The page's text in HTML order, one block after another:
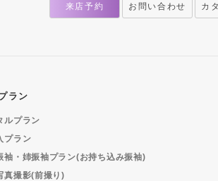
来店予約 お問い合わせ カ
ラン
ルプラン
プラン
袖・姉振袖プラン(お持ち込み振袖)
真撮影(前撮り)